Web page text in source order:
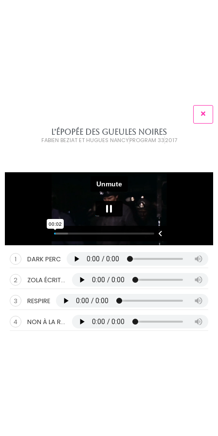
L’ÉPOPÉE DES GUEULES NOIRES
FABIEN BEZIAT ET HUGUES NANCYPROGRAM 332017
1 DARK PERC
2 ZOLA ÉCRIT GERMINAL
3 RESPIRE
4 NON À LA RÉQUISITION